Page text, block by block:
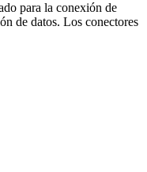
para la conexión de
de datos. Los conectores